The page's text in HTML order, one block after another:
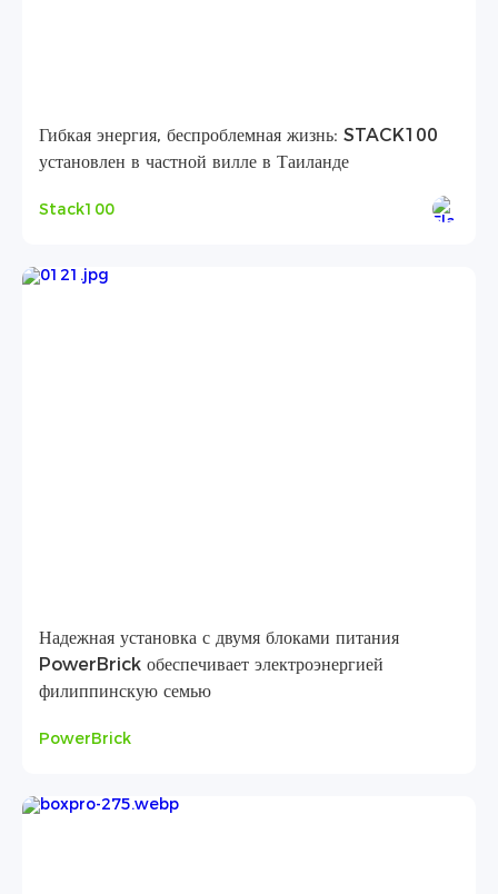
Гибкая энергия, беспроблемная жизнь: STACK100
установлен в частной вилле в Таиланде
Stack100
Надежная установка с двумя блоками питания
PowerBrick обеспечивает электроэнергией
филиппинскую семью
PowerBrick